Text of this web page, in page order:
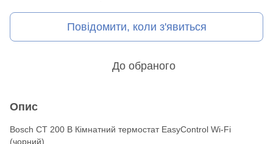
Повідомити, коли з'явиться
До обраного
Опис
Bosch CT 200 В Кімнатний термостат EasyControl Wi-Fi
(чорний)